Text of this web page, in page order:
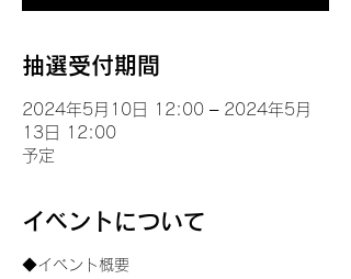
抽選受付期間
2024年5月10日 12:00 – 2024年5月
13日 12:00
予定
イベントについて
◆イベント概要